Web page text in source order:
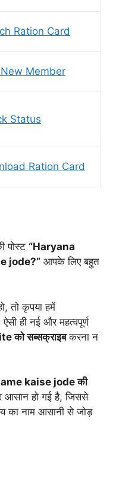
Ration Card
Member
Status
Ration Card
पोस्ट “Haryana
jode?” आपके लिए बहुत
तो कृपया हमें
ही नई और महत्वपूर्ण
को सब्सक्राइबकरना न
kaise jode की
हो गई है, जिससे
का नाम आसानी से जोड़